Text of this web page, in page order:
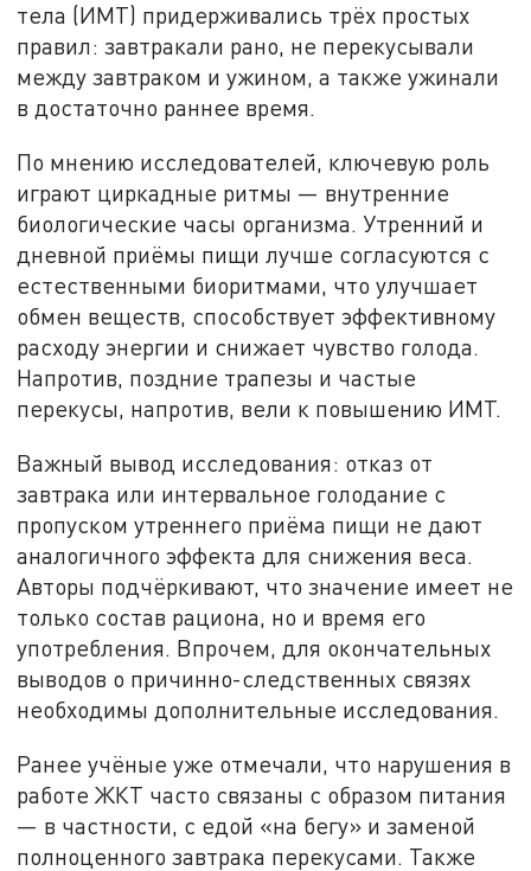
тела (ИМТ) придерживались трёх простых
правил: завтракали рано, не перекусывали
между завтраком и ужином, а также ужинали
в достаточно раннее время.
По мнению исследователей, ключевую роль
играют циркадные ритмы — внутренние
биологические часы организма. Утренний и
дневной приёмы пищи лучше согласуются с
естественными биоритмами, что улучшает
обмен веществ, способствует эффективному
расходу энергии и снижает чувство голода.
Напротив, поздние трапезы и частые
перекусы, напротив, вели к повышению ИМТ.
Важный вывод исследования: отказ от
завтрака или интервальное голодание с
пропуском утреннего приёма пищи не дают
аналогичного эффекта для снижения веса.
Авторы подчёркивают, что значение имеет не
только состав рациона, но и время его
употребления. Впрочем, для окончательных
выводов о причинно-следственных связях
необходимы дополнительные исследования.
Ранее учёные уже отмечали, что нарушения в
работе ЖКТ часто связаны с образом питания
— в частности, с едой «на бегу» и заменой
полноценного завтрака перекусами. Также